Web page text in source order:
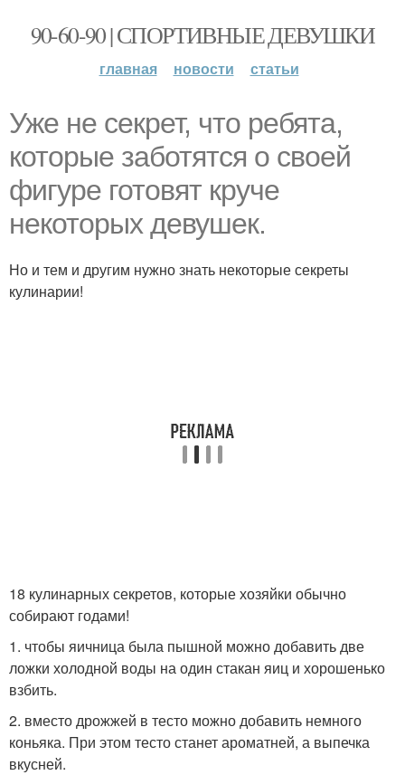
90-60-90 | СПОРТИВНЫЕ ДЕВУШКИ
главная новости статьи
Уже не секрет, что ребята,
которые заботятся о своей
фигуре готовят круче
некоторых девушек.
Но и тем и другим нужно знать некоторые секреты
кулинарии!
18 кулинарных секретов, которые хозяйки обычно
собирают годами!
1. чтобы яичница была пышной можно добавить две
ложки холодной воды на один стакан яиц и хорошенько
взбить.
2. вместо дрожжей в тесто можно добавить немного
коньяка. При этом тесто станет ароматней, а выпечка
вкусней.